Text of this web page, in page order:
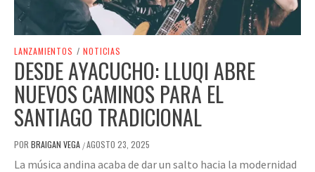
LANZAMIENTOS / NOTICIAS
DESDE AYACUCHO: LLUQI ABRE
NUEVOS CAMINOS PARA EL
SANTIAGO TRADICIONAL
POR BRAIGAN VEGA /AGOSTO 23, 2025
La música andina acaba de dar un salto hacia la modernidad